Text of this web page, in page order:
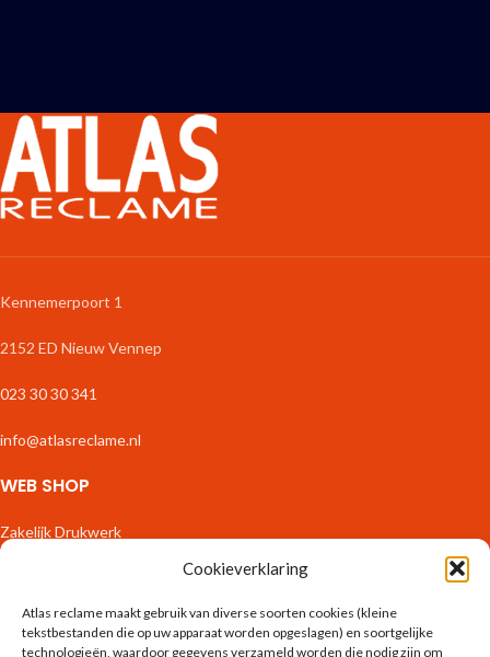
Cookieverklaring
Atlas reclame maakt gebruik van diverse soorten cookies (kleine
tekstbestanden die op uw apparaat worden opgeslagen) en soortgelijke
technologieën, waardoor gegevens verzameld worden die nodig zijn om
Kennemerpoort 1
2152 ED Nieuw Vennep
023 30 30 341
info@atlasreclame.nl
WEB SHOP
Zakelijk Drukwerk
Stickers & Etiketten
Interieur
Binnenreclame
Spandoeken & Borden